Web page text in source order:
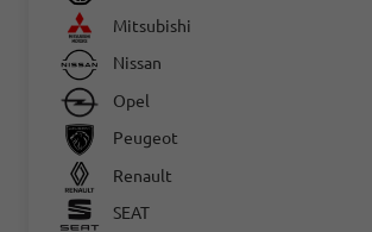
Mitsubishi
Nissan
Opel
Peugeot
Renault
SEAT